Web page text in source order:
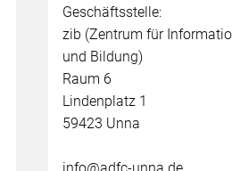
Geschäftsstelle:
zib (Zentrum für
und Bildung)
Raum 6
Lindenplatz 1
59423 Unna